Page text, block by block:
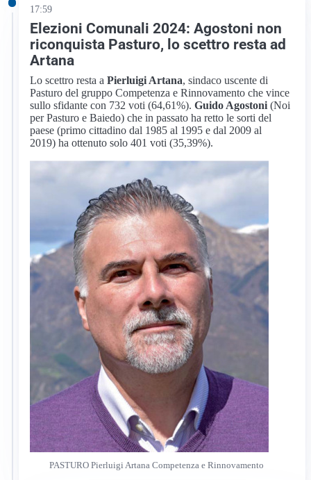
17:59
Elezioni Comunali 2024: Agostoni non
riconquista Pasturo, lo scettro resta ad
Artana
Lo scettro resta a Pierluigi Artana, sindaco uscente di
Pasturo del gruppo Competenza e Rinnovamento che vince
sullo sfidante con 732 voti (64,61%).Guido Agostoni (Noi
per Pasturo e Baiedo) che in passato ha retto le sorti del
paese (primo cittadino dal 1985 al 1995 e dal 2009 al
2019) ha ottenuto solo 401 voti (35,39%).
PASTURO Pierluigi Artana Competenza e Rinnovamento